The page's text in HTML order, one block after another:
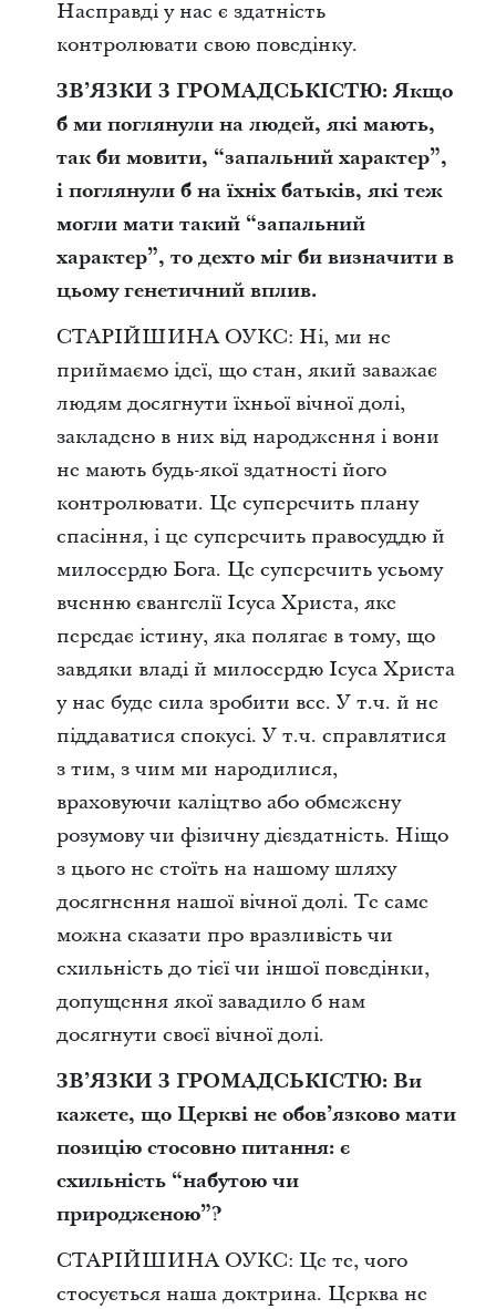
Насправді у нас є здатність
контролювати свою поведінку.
ЗВ’ЯЗКИ З ГРОМАДСЬКІСТЮ: Якщо
б ми поглянули на людей, які мають,
так би мовити, “запальний характер”,
і поглянули б на їхніх батьків, які теж
могли мати такий “запальний
характер”, то дехто міг би визначити в
цьому генетичний вплив.
СТАРІЙШИНА ОУКС: Ні, ми не
приймаємо ідеї, що стан, який заважає
людям досягнути їхньої вічної долі,
закладено в них від народження і вони
не мають будь-якої здатності його
контролювати. Це суперечить плану
спасіння, і це суперечить правосуддю й
милосердю Бога. Це суперечить усьому
вченню євангелії Ісуса Христа, яке
передає істину, яка полягає в тому, що
завдяки владі й милосердю Ісуса Христа
у нас буде сила зробити все. У т.ч. й не
піддаватися спокусі. У т.ч. справлятися
з тим, з чим ми народилися,
враховуючи каліцтво або обмежену
розумову чи фізичну дієздатність. Ніщо
з цього не стоїть на нашому шляху
досягнення нашої вічної долі. Те саме
можна сказати про вразливість чи
схильність до тієї чи іншої поведінки,
допущення якої завадило б нам
досягнути своєї вічної долі.
ЗВ’ЯЗКИ З ГРОМАДСЬКІСТЮ: Ви
кажете, що Церкві не обов’язково мати
позицію стосовно питання: є
схильність “набутою чи
природженою”?
СТАРІЙШИНА ОУКС: Це те, чого
стосується наша доктрина. Церква не